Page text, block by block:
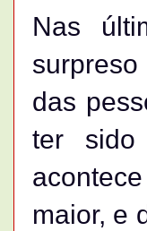
Nas
das
ter sido
maior, e